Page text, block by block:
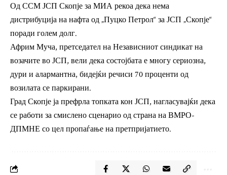
Од ССМ ЈСП Скопје за МИА рекоа дека нема
дистрибуција на нафта од „Пуцко Петрол“ за ЈСП „Скопје“
поради голем долг.
Африм Муча, претседател на Независниот синдикат на
возачите во ЈСП, вели дека состојбата е многу сериозна,
дури и алармантна, бидејќи речиси 70 проценти од
возилата се паркирани.
Град Скопје ја префрла топката кон ЈСП, нагласувајќи дека
се работи за смислено сценарио од страна на ВМРО-
ДПМНЕ со цел пропаѓање на претпријатието.